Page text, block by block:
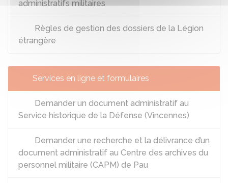
administratifs militaires
Règles de gestion des dossiers de la Légion
étrangère
Services en ligne et formulaires
Demander un document administratif au
Service historique de la Défense (Vincennes)
Demander une recherche et la délivrance d’un
document administratif au Centre des archives du
personnel militaire (CAPM) de Pau